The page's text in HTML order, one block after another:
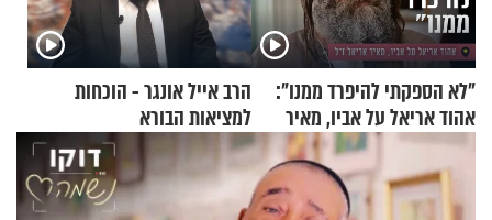
"לא הספקתי להיפרד ממנו":
אהוד אריאל על אביו, מאיר
אריאל ז"ל
הרב אייל אונגר - הוכחות
למציאות הבורא